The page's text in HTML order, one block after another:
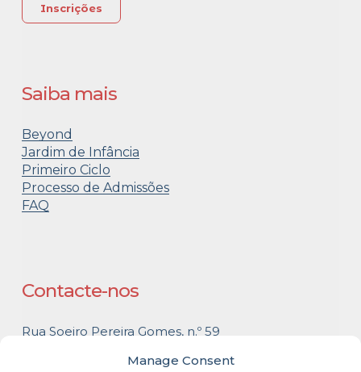
Manage Consent
Inscrições
Saiba mais
Beyond
Jardim de Infância
Primeiro Ciclo
Processo de Admissões
FAQ
Contacte-nos
Rua Soeiro Pereira Gomes, n.º 59